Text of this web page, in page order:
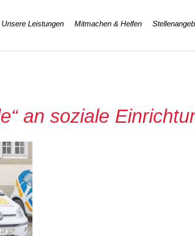
Unsere Leistungen Mitmachen & Helfen
an soziale